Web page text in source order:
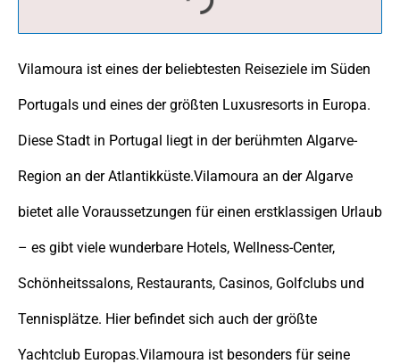
Vilamoura ist eines der beliebtesten Reiseziele im Süden
Portugals und eines der größten Luxusresorts in Europa.
Diese Stadt in Portugal liegt in der berühmten Algarve-
Region an der Atlantikküste.Vilamoura an der Algarve
bietet alle Voraussetzungen für einen erstklassigen Urlaub
– es gibt viele wunderbare Hotels, Wellness-Center,
Schönheitssalons, Restaurants, Casinos, Golfclubs und
Tennisplätze. Hier befindet sich auch der größte
Yachtclub Europas.Vilamoura ist besonders für seine